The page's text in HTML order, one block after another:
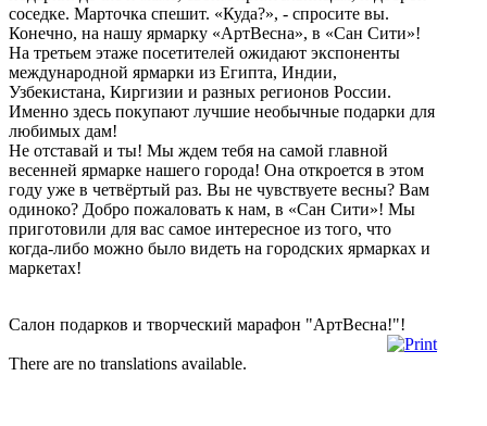
соседке. Марточка спешит. «Куда?», - спросите вы.
Конечно, на нашу ярмарку «АртВесна», в «Сан Сити»!
На третьем этаже посетителей ожидают экспоненты
международной ярмарки из Египта, Индии,
Узбекистана, Киргизии и разных регионов России.
Именно здесь покупают лучшие необычные подарки для
любимых дам!
Не отставай и ты! Мы ждем тебя на самой главной
весенней ярмарке нашего города! Она откроется в этом
году уже в четвёртый раз. Вы не чувствуете весны? Вам
одиноко? Добро пожаловать к нам, в «Сан Сити»! Мы
приготовили для вас самое интересное из того, что
когда-либо можно было видеть на городских ярмарках и
маркетах!
Салон подарков и творческий марафон "АртВесна!"!
There are no translations available.